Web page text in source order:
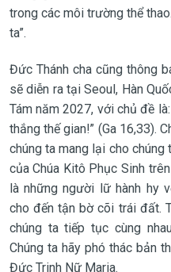
trong các môi trường thể
ta”.
Đức Thánh cha cũng thông
sẽ diễn ra tại Seoul, Hàn
Tám năm 2027, với chủ đề
thắng thế gian!” (Ga 16,33).
chúng ta mang lại cho
của Chúa Kitô Phục Sinh
là những người lữ hành hy
cho đến tận bờ cõi trái đất.
chúng ta tiếp tục cùng
Chúng ta hãy phó thác bản
Đức Trinh Nữ Maria.